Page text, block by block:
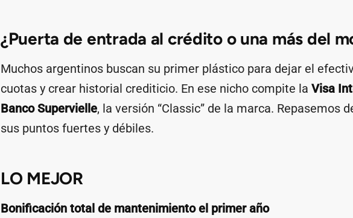
¿Puerta de entrada al crédito o una más del
Muchos argentinos buscan su primer plástico para dejar el
cuotas y crear historial crediticio. En ese nicho compite la Visa
Banco Supervielle, la versión “Classic” de la marca. Repasemos
sus puntos fuertes y débiles.
LO MEJOR
Bonificación total de mantenimiento el primer año